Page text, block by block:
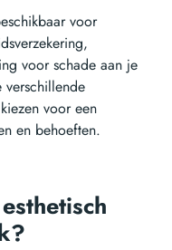
voor
voor schade aan je
voor een
en behoeften.